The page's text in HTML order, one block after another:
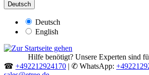
Deutsch
Deutsch
English
Hilfe benötigt? Unsere Experten sind
☎ +492212924170 | ✆ WhatsApp: